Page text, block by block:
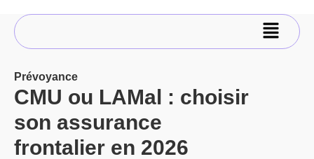
Prévoyance
CMU ou LAMal : choisir
son assurance
frontalier en 2026